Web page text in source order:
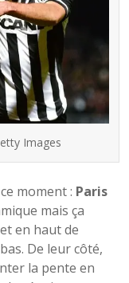
Images
moment : Paris
mais ça
et en haut de
De leur côté,
la pente en